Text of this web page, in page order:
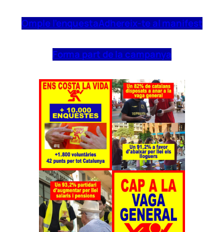
Omple l’enquestaAdhereix-te al manifest
Forma part de la campanya